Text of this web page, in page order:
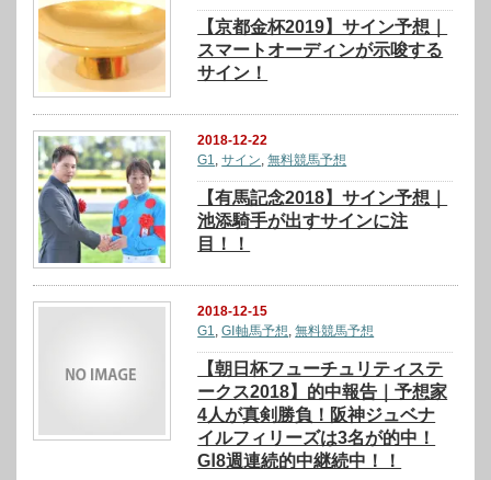
【京都金杯2019】サイン予想｜
スマートオーディンが示唆する
サイン！
2018-12-22
G1,サイン,無料競馬予想
【有馬記念2018】サイン予想｜
池添騎手が出すサインに注
目！！
2018-12-15
G1,GⅠ軸馬予想,無料競馬予想
【朝日杯フューチュリティステ
ークス2018】的中報告｜予想家
4人が真剣勝負！阪神ジュベナ
イルフィリーズは3名が的中！
GⅠ8週連続的中継続中！！